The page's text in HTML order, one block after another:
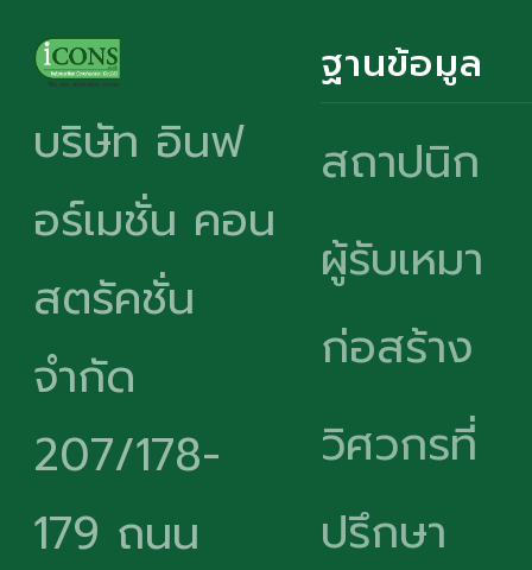
บริษัท อินฟ
อร์เมชั่น คอน
สตรัคชั่น
จำกัด
207/178-
179 ถนน
ฐานข้อมูล
สถาปนิก
ผู้รับเหมา
ก่อสร้าง
วิศวกรที่
ปรึกษา